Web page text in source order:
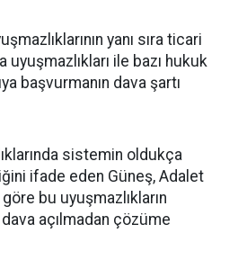
yanı sıra ticari
ile bazı hukuk
başvurmanın dava şartı
sistemin oldukça
ifade eden Güneş, Adalet
göre bu uyuşmazlıkların
açılmadan çözüme